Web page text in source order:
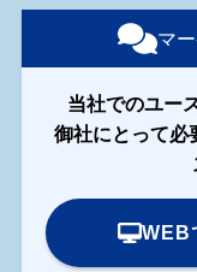
マ
当社でのユー
御社にとって必
WEB